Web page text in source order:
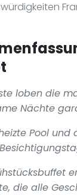
loben die
Nächte
Pool
die alle